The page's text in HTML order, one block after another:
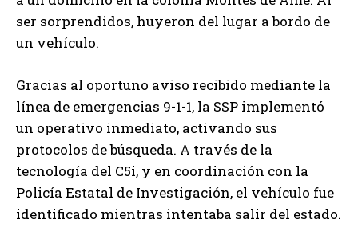
ser sorprendidos, huyeron del lugar a bordo de
un vehículo.
Gracias al oportuno aviso recibido mediante la
línea de emergencias 9-1-1, la SSP implementó
un operativo inmediato, activando sus
protocolos de búsqueda. A través de la
tecnología del C5i, y en coordinación con la
Policía Estatal de Investigación, el vehículo fue
identificado mientras intentaba salir del estado.